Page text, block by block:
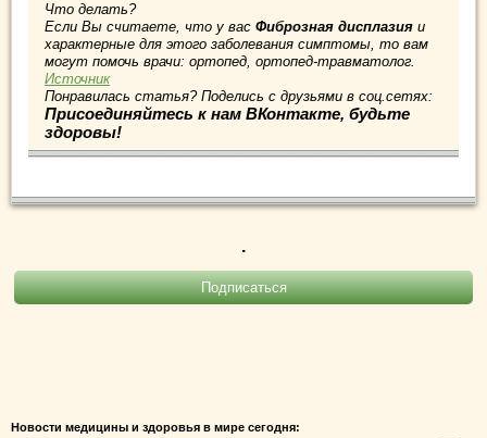
Что делать?
Если Вы считаете, что у вас Фиброзная дисплазия и
характерные для этого заболевания симптомы, то вам
могут помочь врачи: ортопед, ортопед-травматолог.
Источник
Понравилась статья? Поделись с друзьями в соц.сетях:
Присоединяйтесь к нам ВКонтакте, будьте
здоровы!
.
Новости медицины и здоровья в мире сегодня: